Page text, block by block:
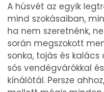
A húsvét az egyik
mind szokásaiban,
ha nem szeretnénk,
során megszokott
sonka, tojás és
sós vendégvárókkal
kínálótál. Persze